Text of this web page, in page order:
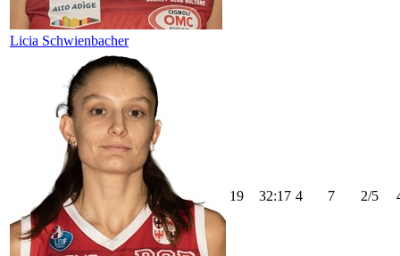
Licia Schwienbacher
19 32:17 4 7 2/5